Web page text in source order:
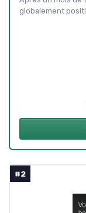
globalement
#2